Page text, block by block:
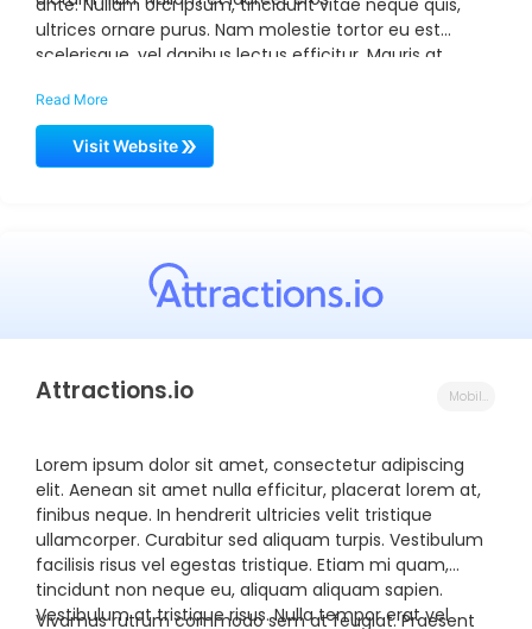
ante. Nullam orci ipsum, tincidunt vitae neque quis,
ultrices ornare purus. Nam molestie tortor eu est
scelerisque, vel dapibus lectus efficitur. Mauris at
eu vehicula nisl molestie. Phasellus pulvinar, ante sed
lobortis eleifend, nunc arcu efficitur lectus, sed
rhoncus elit sapien at nulla. Ut iaculis nulla velit, ut
ac ornare metus. Donec ut vestibulum velit. Nam
consectetur vehicula hendrerit.
Read More
Visit Website
Attractions.io Mobile Innovation Partner
Lorem ipsum dolor sit amet, consectetur adipiscing
elit. Aenean sit amet nulla efficitur, placerat lorem at,
finibus neque. In hendrerit ultricies velit tristique
ullamcorper. Curabitur sed aliquam turpis. Vestibulum
facilisis risus vel egestas tristique. Etiam mi quam,
tincidunt non neque eu, aliquam aliquam sapien.
Vestibulum at tristique risus. Nulla tempor erat vel
Vivamus rutrum commodo sem at feugiat. Praesent